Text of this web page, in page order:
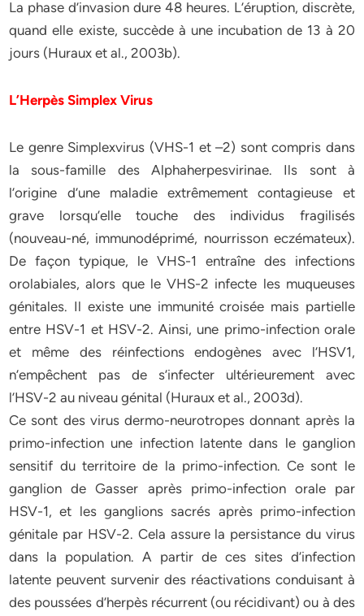
La phase d’invasion dure 48 heures. L’éruption, discrète,
quand elle existe, succède à une incubation de 13 à 20
jours (Huraux et al., 2003b).
L’Herpès Simplex Virus
Le genre Simplexvirus (VHS-1 et –2) sont compris dans
la sous-famille des Alphaherpesvirinae. Ils sont à
l’origine d’une maladie extrêmement contagieuse et
grave lorsqu’elle touche des individus fragilisés
(nouveau-né, immunodéprimé, nourrisson eczémateux).
De façon typique, le VHS-1 entraîne des infections
orolabiales, alors que le VHS-2 infecte les muqueuses
génitales. Il existe une immunité croisée mais partielle
entre HSV-1 et HSV-2. Ainsi, une primo-infection orale
et même des réinfections endogènes avec l’HSV1,
n’empêchent pas de s’infecter ultérieurement avec
l’HSV-2 au niveau génital (Huraux et al., 2003d).
Ce sont des virus dermo-neurotropes donnant après la
primo-infection une infection latente dans le ganglion
sensitif du territoire de la primo-infection. Ce sont le
ganglion de Gasser après primo-infection orale par
HSV-1, et les ganglions sacrés après primo-infection
génitale par HSV-2. Cela assure la persistance du virus
dans la population. A partir de ces sites d’infection
latente peuvent survenir des réactivations conduisant à
des poussées d’herpès récurrent (ou récidivant) ou à des